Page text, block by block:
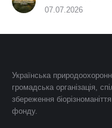
07.07.2026
Українська
громадська організація,
збереження
фонду.